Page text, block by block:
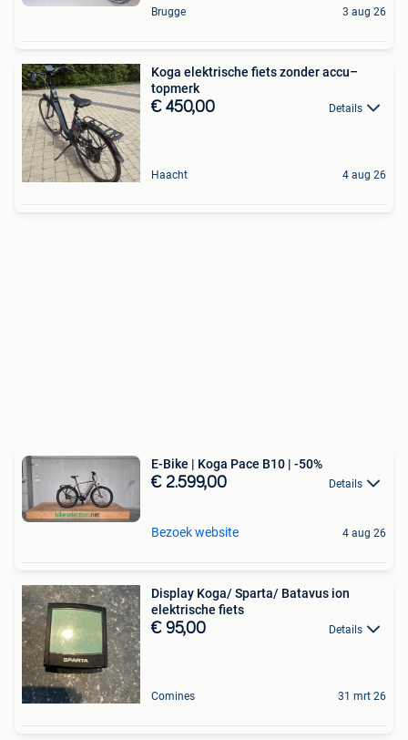
Brugge 3 aug 26
Koga elektrische fiets zonder accu–
topmerk
€ 450,00 Details
Haacht 4 aug 26
E-Bike | Koga Pace B10 | -50%
€ 2.599,00 Details
Bezoek website 4 aug 26
Display Koga/ Sparta/ Batavus ion
elektrische fiets
€ 95,00 Details
Comines 31 mrt 26